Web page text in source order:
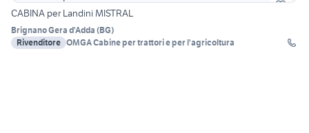
CABINA per Landini MISTRAL
Brignano Gera d'Adda (BG)
Rivenditore OMGA Cabine per trattori e per l'agricoltura